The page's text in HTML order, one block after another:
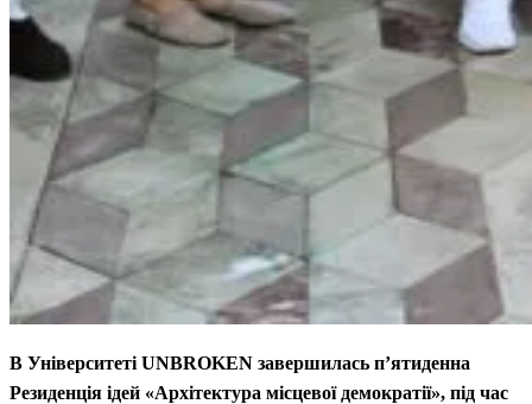
В Університеті UNBROKEN завершилась п’ятиденна
Резиденція ідей «Архітектура місцевої демократії», під час